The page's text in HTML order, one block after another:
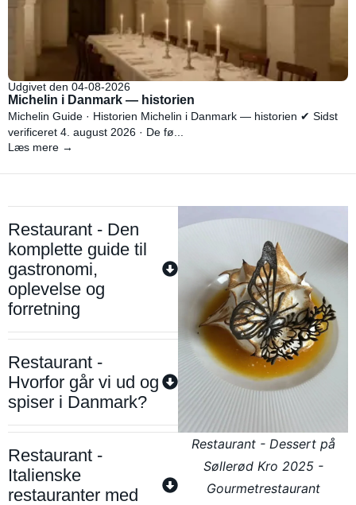
Udgivet den 04-08-2026
Michelin i Danmark — historien
Michelin Guide · Historien Michelin i Danmark — historien ✔ Sidst
verificeret 4. august 2026 · De fø...
Læs mere →
Restaurant - Den
komplette guide til
gastronomi,
oplevelse og
forretning
Restaurant -
Hvorfor går vi ud og
spiser i Danmark?
Restaurant -
Italienske
restauranter med
Restaurant - Dessert på
Søllerød Kro 2025 -
Gourmetrestaurant